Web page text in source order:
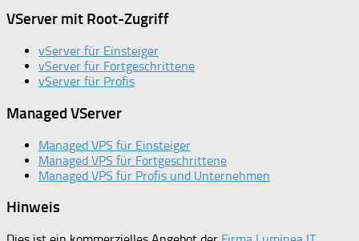
VServer mit Root-Zugriff
vServer für Einsteiger
vServer für Fortgeschrittene
vServer für Profis
Managed VServer
Managed VPS für Einsteiger
Managed VPS für Fortgeschrittene
Managed VPS für Profis und Unternehmen
Hinweis